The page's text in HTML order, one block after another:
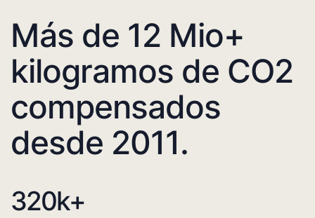
Más de 12 Mio+
kilogramos de CO2
compensados
desde 2011.
320k+